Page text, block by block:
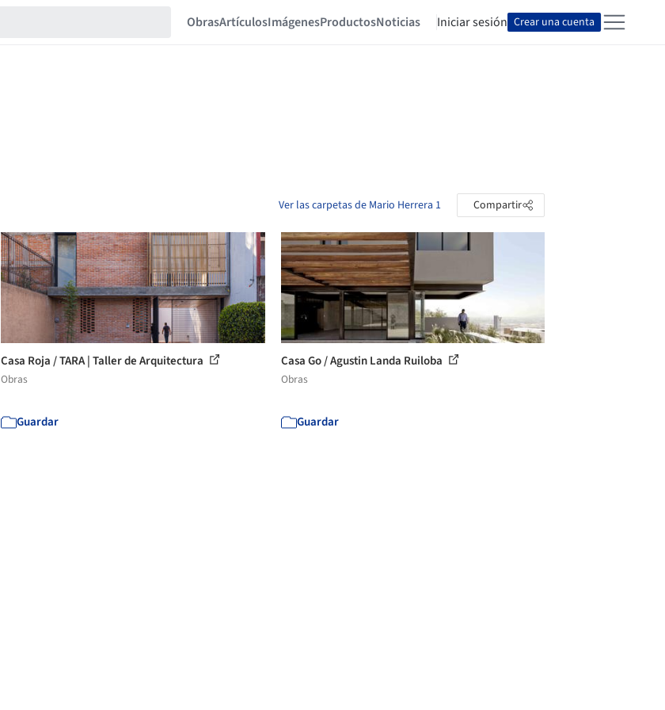
ObrasArtículosImágenesProductosNoticias Iniciar sesión Crear una cuenta
Ver las carpetas de Mario Herrera 1 Compartir
Casa Roja / TARA | Taller de Arquitectura
Obras
Guardar
Casa Go / Agustin Landa Ruiloba
Obras
Guardar